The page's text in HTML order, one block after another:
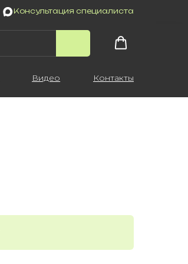
Консультация специалиста
Видео Контакты